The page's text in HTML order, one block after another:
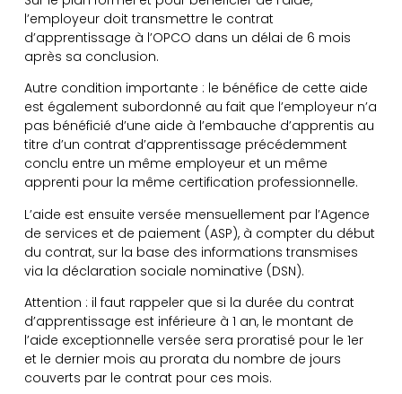
l’employeur doit transmettre le contrat
d’apprentissage à l’OPCO dans un délai de 6 mois
après sa conclusion.
Autre condition importante : le bénéfice de cette aide
est également subordonné au fait que l’employeur n’a
pas bénéficié d’une aide à l’embauche d’apprentis au
titre d’un contrat d’apprentissage précédemment
conclu entre un même employeur et un même
apprenti pour la même certification professionnelle.
L’aide est ensuite versée mensuellement par l’Agence
de services et de paiement (ASP), à compter du début
du contrat, sur la base des informations transmises
via la déclaration sociale nominative (DSN).
Attention : il faut rappeler que si la durée du contrat
d’apprentissage est inférieure à 1 an, le montant de
l’aide exceptionnelle versée sera proratisé pour le 1er
et le dernier mois au prorata du nombre de jours
couverts par le contrat pour ces mois.